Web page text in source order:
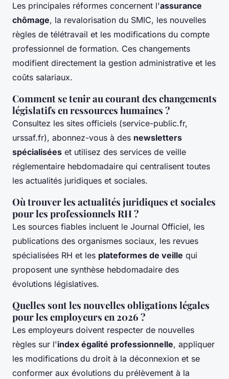
Les principales réformes concernent l'assurance
chômage, la revalorisation du SMIC, les nouvelles
règles de télétravail et les modifications du compte
professionnel de formation. Ces changements
modifient directement la gestion administrative et les
coûts salariaux.
Comment se tenir au courant des changements
législatifs en ressources humaines ?
Consultez les sites officiels (service-public.fr,
urssaf.fr), abonnez-vous à des newsletters
spécialisées et utilisez des services de veille
réglementaire hebdomadaire qui centralisent toutes
les actualités juridiques et sociales.
Où trouver les actualités juridiques et sociales
pour les professionnels RH ?
Les sources fiables incluent le Journal Officiel, les
publications des organismes sociaux, les revues
spécialisées RH et les plateformes de veille qui
proposent une synthèse hebdomadaire des
évolutions législatives.
Quelles sont les nouvelles obligations légales
pour les employeurs en 2026 ?
Les employeurs doivent respecter de nouvelles
règles sur l'index égalité professionnelle, appliquer
les modifications du droit à la déconnexion et se
conformer aux évolutions du prélèvement à la